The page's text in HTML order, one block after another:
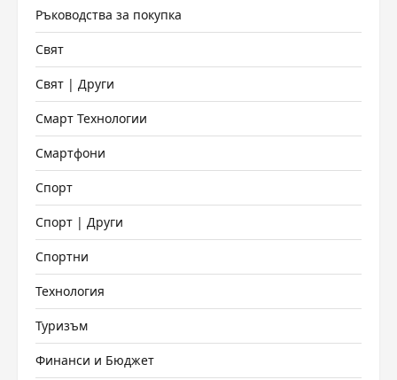
Ръководства за покупка
Свят
Свят | Други
Смарт Технологии
Смартфони
Спорт
Спорт | Други
Спортни
Технология
Туризъм
Финанси и Бюджет